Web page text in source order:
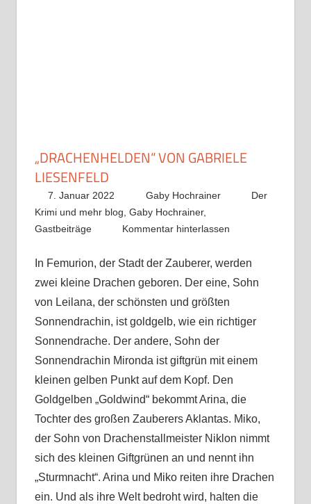
„DRACHENHELDEN“ VON GABRIELE
LIESENFELD
7. Januar 2022 Gaby Hochrainer
Der
Krimi und mehr blog, Gaby Hochrainer,
Gastbeiträge
Kommentar hinterlassen
In Femurion, der Stadt der Zauberer, werden
zwei kleine Drachen geboren. Der eine, Sohn
von Leilana, der schönsten und größten
Sonnendrachin, ist goldgelb, wie ein richtiger
Sonnendrache. Der andere, Sohn der
Sonnendrachin Mironda ist giftgrün mit einem
kleinen gelben Punkt auf dem Kopf. Den
Goldgelben „Goldwind“ bekommt Arina, die
Tochter des großen Zauberers Aklantas. Miko,
der Sohn von Drachenstallmeister Niklon nimmt
sich des kleinen Giftgrünen an und nennt ihn
„Sturmnacht“. Arina und Miko reiten ihre Drachen
ein. Und als ihre Welt bedroht wird, halten die